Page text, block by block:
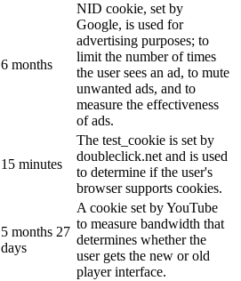
6 months
NID cookie, set by
Google, is used for
advertising purposes; to
limit the number of times
the user sees an ad, to mute
unwanted ads, and to
measure the effectiveness
of ads.
15 minutes
The test_cookie is set by
doubleclick.net and is used
to determine if the user's
browser supports cookies.
5 months 27
days
A cookie set by YouTube
to measure bandwidth that
determines whether the
user gets the new or old
player interface.